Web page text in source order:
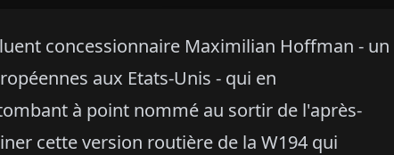
concessionnaire Maximilian Hoffman - un
aux Etats-Unis - qui en
à point nommé au sortir de l'après-
cette version routière de la W194 qui